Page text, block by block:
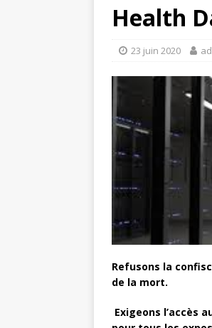
Health
23 juin 2020
Refusons la
de la mort.
Exigeons l’accès